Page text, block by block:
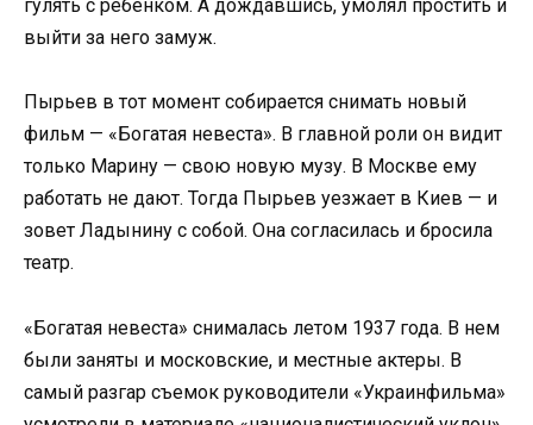
гулять с ребенком. А дождавшись, умолял простить и
выйти за него замуж.
Пырьев в тот момент собирается снимать новый
фильм — «Богатая невеста». В главной роли он видит
только Марину — свою новую музу. В Москве ему
работать не дают. Тогда Пырьев уезжает в Киев — и
зовет Ладынину с собой. Она согласилась и бросила
театр.
«Богатая невеста» снималась летом 1937 года. В нем
были заняты и московские, и местные актеры. В
самый разгар съемок руководители «Украинфильма»